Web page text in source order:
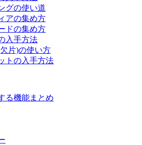
グの使い道
アの集め方
ドの集め方
入手方法
片)の使い方
トの入手方法
る機能まとめ